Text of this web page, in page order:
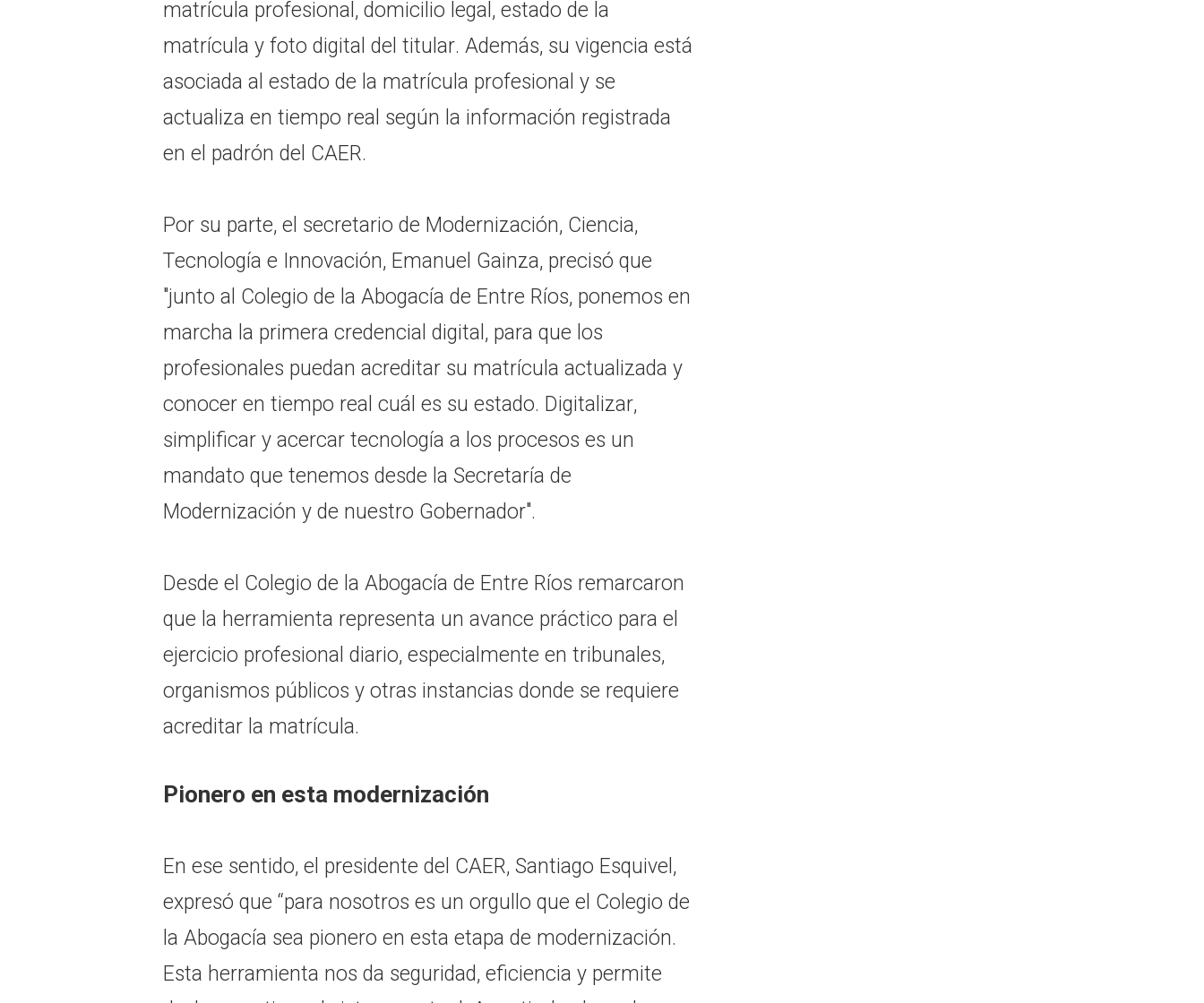
matrícula profesional, domicilio legal, estado de la
matrícula y foto digital del titular. Además, su vigencia está
asociada al estado de la matrícula profesional y se
actualiza en tiempo real según la información registrada
en el padrón del CAER.
Por su parte, el secretario de Modernización, Ciencia,
Tecnología e Innovación, Emanuel Gainza, precisó que
"junto al Colegio de la Abogacía de Entre Ríos, ponemos en
marcha la primera credencial digital, para que los
profesionales puedan acreditar su matrícula actualizada y
conocer en tiempo real cuál es su estado. Digitalizar,
simplificar y acercar tecnología a los procesos es un
mandato que tenemos desde la Secretaría de
Modernización y de nuestro Gobernador".
Desde el Colegio de la Abogacía de Entre Ríos remarcaron
que la herramienta representa un avance práctico para el
ejercicio profesional diario, especialmente en tribunales,
organismos públicos y otras instancias donde se requiere
acreditar la matrícula.
Pionero en esta modernización
En ese sentido, el presidente del CAER, Santiago Esquivel,
expresó que “para nosotros es un orgullo que el Colegio de
la Abogacía sea pionero en esta etapa de modernización.
Esta herramienta nos da seguridad, eficiencia y permite